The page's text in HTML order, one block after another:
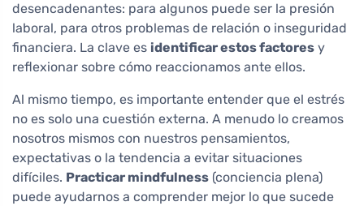
desencadenantes: para algunos puede ser la presión
laboral, para otros problemas de relación o inseguridad
financiera. La clave es identificar estos factores y
reflexionar sobre cómo reaccionamos ante ellos.
Al mismo tiempo, es importante entender que el estrés
no es solo una cuestión externa. A menudo lo creamos
nosotros mismos con nuestros pensamientos,
expectativas o la tendencia a evitar situaciones
difíciles. Practicar mindfulness (conciencia plena)
puede ayudarnos a comprender mejor lo que sucede